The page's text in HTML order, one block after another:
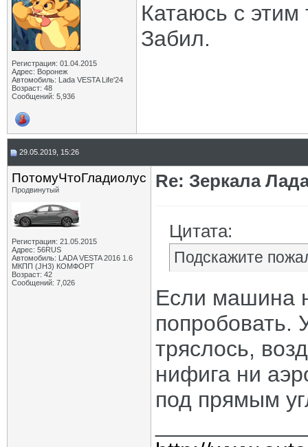
Регистрация: 01.04.2015
Адрес: Воронеж
Автомобиль: Lada VESTA Life'24
Возраст: 48
Сообщений: 5,936
Катаюсь с этим
Забил.
29.05.2019, 15:26
ПотомуЧтоГладиолус
Продвинутый
Регистрация: 21.05.2015
Адрес: 56RUS
Автомобиль: LADA VESTA 2016 1.6
МКПП (JH3) КОМФОРТ
Возраст: 42
Сообщений: 7,026
Re: Зеркала
Цитата:
Подскажите
Если машина
попробовать.
тряслось,
нифига ни
под прямым